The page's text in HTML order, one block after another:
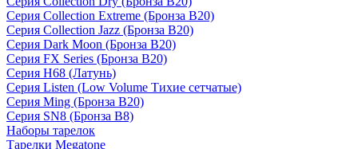
Серия Collection Extreme (Бронза B20)
Серия Collection Jazz (Бронза B20)
Серия Dark Moon (Бронза B20)
Серия FX Series (Бронза B20)
Серия H68 (Латунь)
Серия Listen (Low Volume Тихие сетчатые)
Серия Ming (Бронза B20)
Серия SN8 (Бронза B8)
Наборы тарелок
Тарелки Megatone